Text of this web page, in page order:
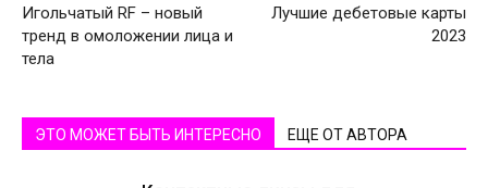
Игольчатый RF – новый
тренд в омоложении лица и
тела
Лучшие дебетовые карты
2023
ЭТО МОЖЕТ БЫТЬ ИНТЕРЕСНО ЕЩЕ ОТ АВТОРА